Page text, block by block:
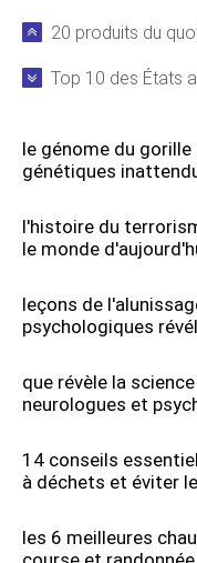
20 produits du quotidien
Top 10 des États
le génome du
génétiques
l'histoire du
le monde
leçons de
psychologiques
que révèle la
neurologues et
14 conseils
à déchets et éviter
les 6 meilleures